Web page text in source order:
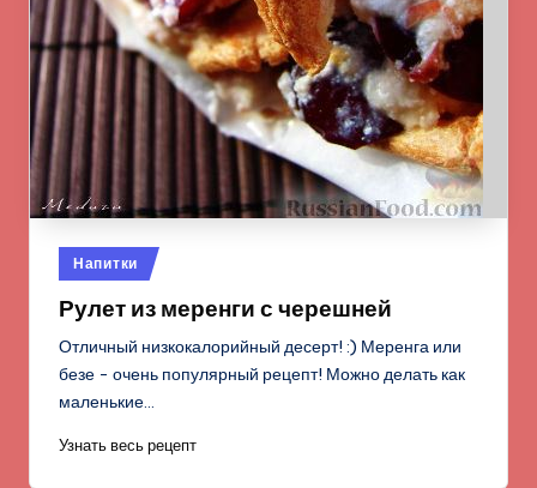
Опубликовано
в
Напитки
Рулет из меренги с черешней
Отличный низкокалорийный десерт! :) Меренга или
безе - очень популярный рецепт! Можно делать как
маленькие…
Узнать весь рецепт